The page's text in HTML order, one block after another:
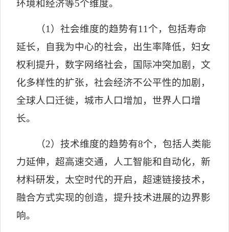
环境和经济等5个维度。
（1 ）社会维度的趋势有11个，包括寿命
延长，自我为中心的社会，出生率降低，妇女
权利提升，数字网络社会，国际冲突加剧，文
化多样性的扩张，社会经济不公平性的加剧，
全球人口迁徙，城市人口增加，世界人口增
长。
（2）技术维度的趋势有8个，包括人类能
力延伸，超高速交通，人工智能和自动化，新
材料研发，太空时代的开启，超速链接技术，
融合方式实现的创造，提升技术进展的边界影
响。